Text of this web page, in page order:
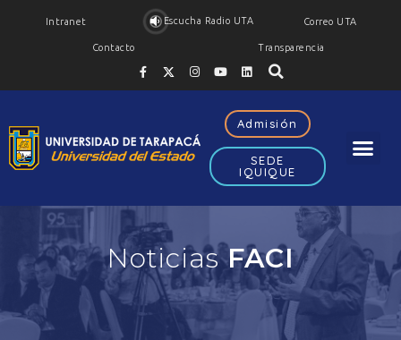
Intranet Escucha Radio UTA Correo UTA
Contacto Transparencia
Admisión
SEDE
IQUIQUE
NoticiasFACI